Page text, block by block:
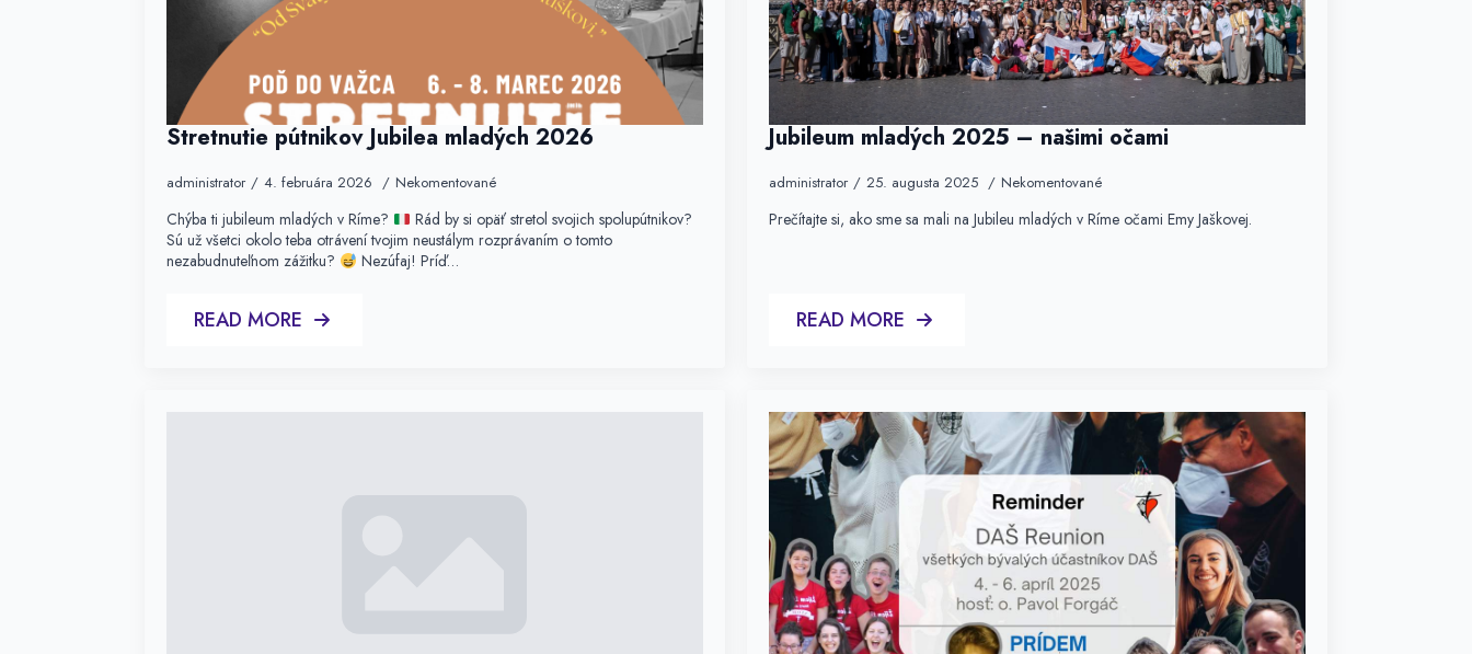
Stretnutie pútnikov Jubilea mladých 2026
administrator 4. februára 2026 Nekomentované
Chýba ti jubileum mladých v Ríme?
Rád by si opäť stretol svojich spolupútnikov?
Sú už všetci okolo teba otrávení tvojim neustálym rozprávaním o tomto
nezabudnuteľnom zážitku?
Nezúfaj! Príď…
READ MORE
Jubileum mladých 2025 – našimi očami
administrator 25. augusta 2025 Nekomentované
Prečítajte si, ako sme sa mali na Jubileu mladých v Ríme očami Emy Jaškovej.
READ MORE